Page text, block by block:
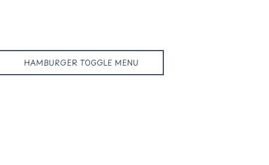
HAMBURGER TOGGLE MENU